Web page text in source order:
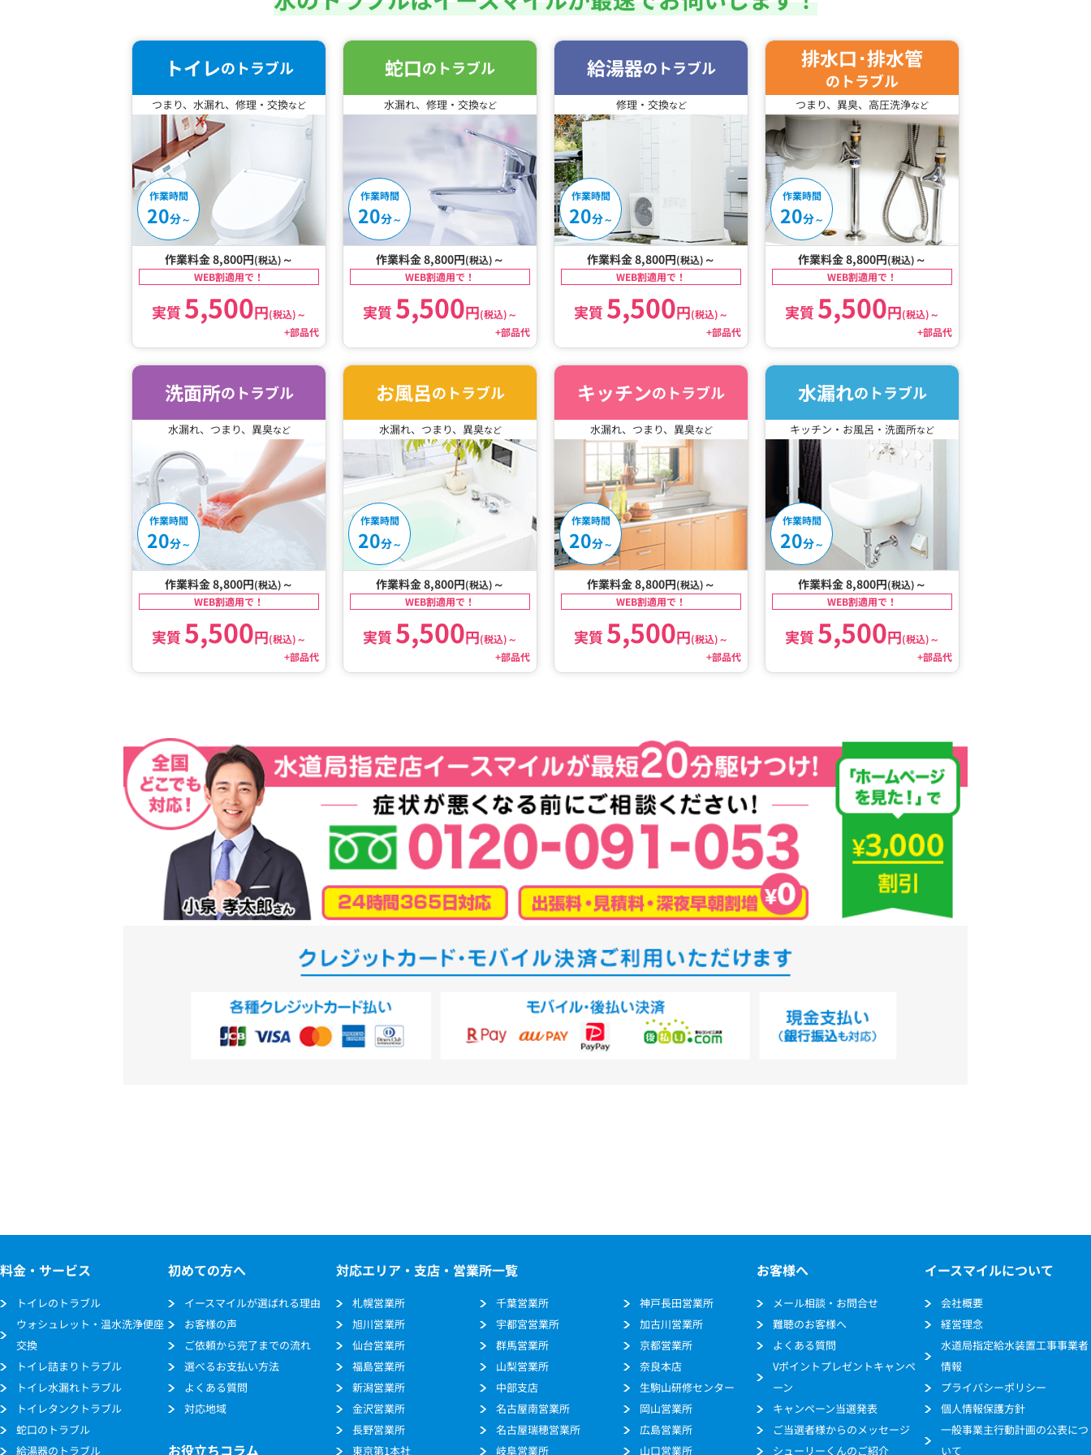
トイレのトラブル
つまり、水漏れ、修理・交換など
作業時間
20分～
作業料金 8,800円(税込) ～
WEB割適用で！
実質 5,500円(税込)～
+部品代
蛇口のトラブル
水漏れ、修理・交換など
作業時間
20分～
作業料金 8,800円(税込) ～
WEB割適用で！
実質 5,500円(税込)～
+部品代
給湯器のトラブル
修理・交換など
作業時間
20分～
作業料金 8,800円(税込) ～
WEB割適用で！
実質 5,500円(税込)～
+部品代
排水口･排水管
のトラブル
つまり、異臭、高圧洗浄など
作業時間
20分～
作業料金 8,800円(税込) ～
WEB割適用で！
実質 5,500円(税込)～
+部品代
洗面所のトラブル
水漏れ、つまり、異臭など
作業時間
20分～
作業料金 8,800円(税込) ～
WEB割適用で！
実質 5,500円(税込)～
+部品代
お風呂のトラブル
水漏れ、つまり、異臭など
作業時間
20分～
作業料金 8,800円(税込) ～
WEB割適用で！
実質 5,500円(税込)～
+部品代
キッチンのトラブル
水漏れ、つまり、異臭など
作業時間
20分～
作業料金 8,800円(税込) ～
WEB割適用で！
実質 5,500円(税込)～
+部品代
水漏れのトラブル
キッチン・お風呂・洗面所など
作業時間
20分～
作業料金 8,800円(税込) ～
WEB割適用で！
実質 5,500円(税込)～
+部品代
料金・サービス
トイレのトラブル
ウォシュレット・温水洗浄便座
交換
トイレ詰まりトラブル
トイレ水漏れトラブル
トイレタンクトラブル
蛇口のトラブル
給湯器のトラブル
初めての方へ
イースマイルが選ばれる理由
お客様の声
ご依頼から完了までの流れ
選べるお支払い方法
よくある質問
対応地域
お役立ちコラム
対応エリア・支店・営業所一覧
札幌営業所
旭川営業所
仙台営業所
福島営業所
新潟営業所
金沢営業所
長野営業所
東京第1本社
千葉営業所
宇都宮営業所
群馬営業所
山梨営業所
中部支店
名古屋南営業所
名古屋瑞穂営業所
岐阜営業所
神戸長田営業所
加古川営業所
京都営業所
奈良本店
生駒山研修センター
岡山営業所
広島営業所
山口営業所
お客様へ
メール相談・お問合せ
難聴のお客様へ
よくある質問
Vポイントプレゼントキャンペ
ーン
キャンペーン当選発表
ご当選者様からのメッセージ
シューリーくんのご紹介
イースマイルについて
会社概要
経営理念
水道局指定給水装置工事事業者
情報
プライバシーポリシー
個人情報保護方針
一般事業主行動計画の公表につ
いて